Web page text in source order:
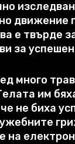
движение
е твърде
за
много
им
че не биха
на